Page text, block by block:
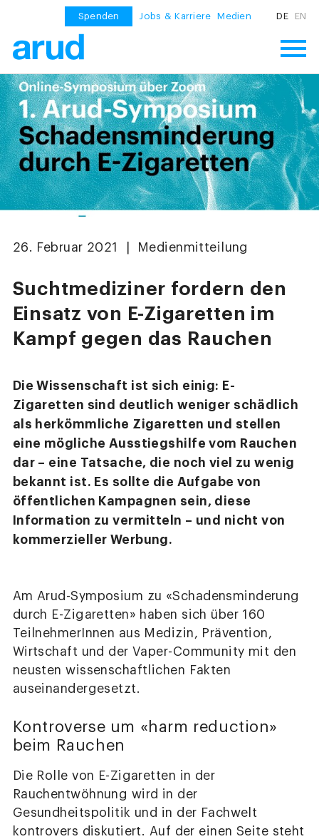
Spenden Jobs & Karriere Medien DE EN
26. Februar 2021 | Medienmitteilung
Suchtmediziner fordern den
Einsatz von E-Zigaretten im
Kampf gegen das Rauchen
Die Wissenschaft ist sich einig: E-
Zigaretten sind deutlich weniger schädlich
als herkömmliche Zigaretten und stellen
eine mögliche Ausstiegshilfe vom Rauchen
dar – eine Tatsache, die noch viel zu wenig
bekannt ist. Es sollte die Aufgabe von
öffentlichen Kampagnen sein, diese
Information zu vermitteln – und nicht von
kommerzieller Werbung.
Am Arud-Symposium zu «Schadensminderung
durch E-Zigaretten» haben sich über 160
TeilnehmerInnen aus Medizin, Prävention,
Wirtschaft und der Vaper-Community mit den
neusten wissenschaftlichen Fakten
auseinandergesetzt.
Kontroverse um «harm reduction»
beim Rauchen
Die Rolle von E-Zigaretten in der
Rauchentwöhnung wird in der
Gesundheitspolitik und in der Fachwelt
kontrovers diskutiert. Auf der einen Seite steht